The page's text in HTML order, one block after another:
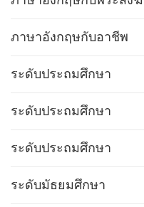
ภาษาอังกฤษกับอาชีพ
ระดับประถมศึกษา
ระดับประถมศึกษา
ระดับประถมศึกษา
ระดับมัธยมศึกษา